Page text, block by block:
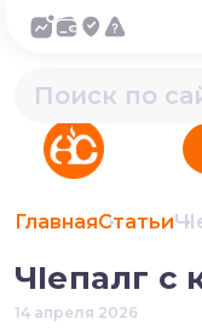
ГлавнаяСтатьи
ЧIепалг с
14 апреля 2026